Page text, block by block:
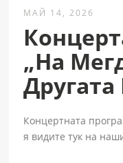
МАЙ 14, 2026
„На
Другата
Концертната
я видите тук на